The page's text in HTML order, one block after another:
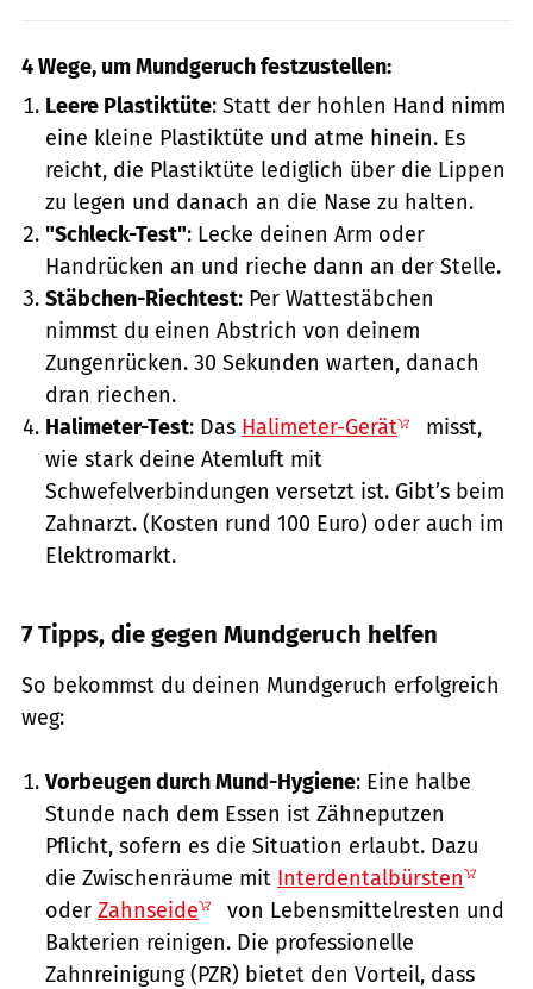
4 Wege, um Mundgeruch festzustellen:
Leere Plastiktüte: Statt der hohlen Hand nimm
eine kleine Plastiktüte und atme hinein. Es
reicht, die Plastiktüte lediglich über die Lippen
zu legen und danach an die Nase zu halten.
"Schleck-Test": Lecke deinen Arm oder
Handrücken an und rieche dann an der Stelle.
Stäbchen-Riechtest: Per Wattestäbchen
nimmst du einen Abstrich von deinem
Zungenrücken. 30 Sekunden warten, danach
dran riechen.
Halimeter-Test: Das Halimeter-Gerät
misst,
wie stark deine Atemluft mit
Schwefelverbindungen versetzt ist. Gibt’s beim
Zahnarzt. (Kosten rund 100 Euro) oder auch im
Elektromarkt.
7 Tipps, die gegen Mundgeruch helfen
So bekommst du deinen Mundgeruch erfolgreich
weg:
Vorbeugen durch Mund-Hygiene: Eine halbe
Stunde nach dem Essen ist Zähneputzen
Pflicht, sofern es die Situation erlaubt. Dazu
die Zwischenräume mit Interdentalbürsten
oder Zahnseide
von Lebensmittelresten und
Bakterien reinigen. Die professionelle
Zahnreinigung (PZR) bietet den Vorteil, dass